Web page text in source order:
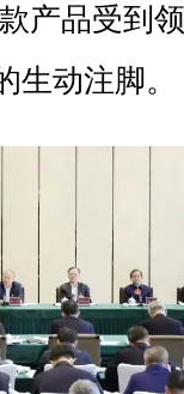
产品受到
生动注脚。